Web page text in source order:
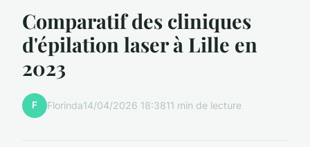
Comparatif des cliniques
d'épilation laser à Lille en
2023
F Florinda14/04/2026 18:3811 min de lecture